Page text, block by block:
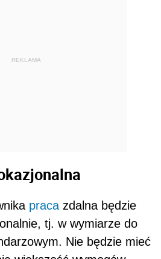
REKLAMA
praca zdalna będzie
tj. w wymiarze do
Nie będzie mieć